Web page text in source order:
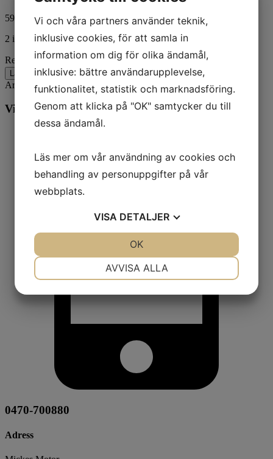
593,00 kr ink. moms
2 i lager
Reed kit mängd
Lägg till i varukorg
Artikelnr:32203A1 Kategorier:Båt, Mercury
Vill du veta mer? Ring oss:
0470-700880
Adress
Vi och våra partners använder teknik,
inklusive cookies, för att samla in
information om dig för olika ändamål,
inklusive: bättre användarupplevelse,
funktionalitet, statistik och marknadsföring.
Genom att klicka på "OK" samtycker du till
dessa ändamål.
Läs mer om vår användning av cookies och
behandling av personuppgifter på vår
webbplats.
VISA DETALJER
AVVISA ALLA
OK